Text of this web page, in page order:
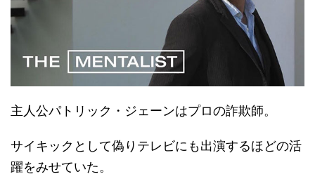
主人公パトリック・ジェーンはプロの詐欺師。
サイキックとして偽りテレビにも出演するほどの活
躍をみせていた。